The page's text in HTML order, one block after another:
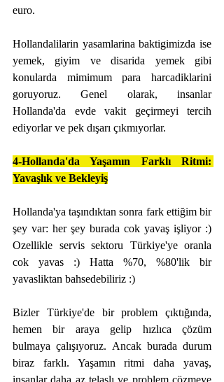
euro.
Hollandalilarin yasamlarina baktigimizda ise
yemek, giyim ve disarida yemek gibi
konularda mimimum para harcadiklarini
goruyoruz. Genel olarak, insanlar
Hollanda'da evde vakit geçirmeyi tercih
ediyorlar ve pek dışarı çıkmıyorlar.
4-Hollanda'da Yaşamın Farklı Ritmi:
Yavaşlık ve Bekleyiş
Hollanda'ya taşındıktan sonra fark ettiğim bir
şey var: her şey burada cok yavaş işliyor :)
Ozellikle servis sektoru Türkiye'ye oranla
cok yavas :) Hatta %70, %80'lik bir
yavasliktan bahsedebiliriz :)
Bizler Türkiye'de bir problem çıktığında,
hemen bir araya gelip hızlıca çözüm
bulmaya çalışıyoruz. Ancak burada durum
biraz farklı. Yaşamın ritmi daha yavaş,
insanlar daha az telaşlı ve problem çözmeye